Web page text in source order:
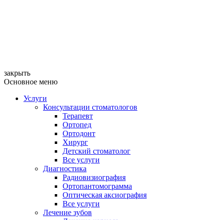
закрыть
Основное меню
Услуги
Консультации стоматологов
Терапевт
Ортопед
Ортодонт
Хирург
Детский стоматолог
Все услуги
Диагностика
Радиовизиография
Ортопантомограмма
Оптическая аксиография
Все услуги
Лечение зубов